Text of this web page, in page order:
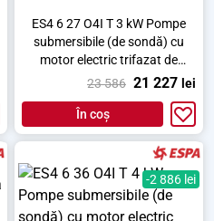
ES4 6 27 O4I T 3 kW Pompe
submersibile (de sondă) cu
motor electric trifazat de
diametru 4
23 586 21 227 lei
În coș
-2 886 lei